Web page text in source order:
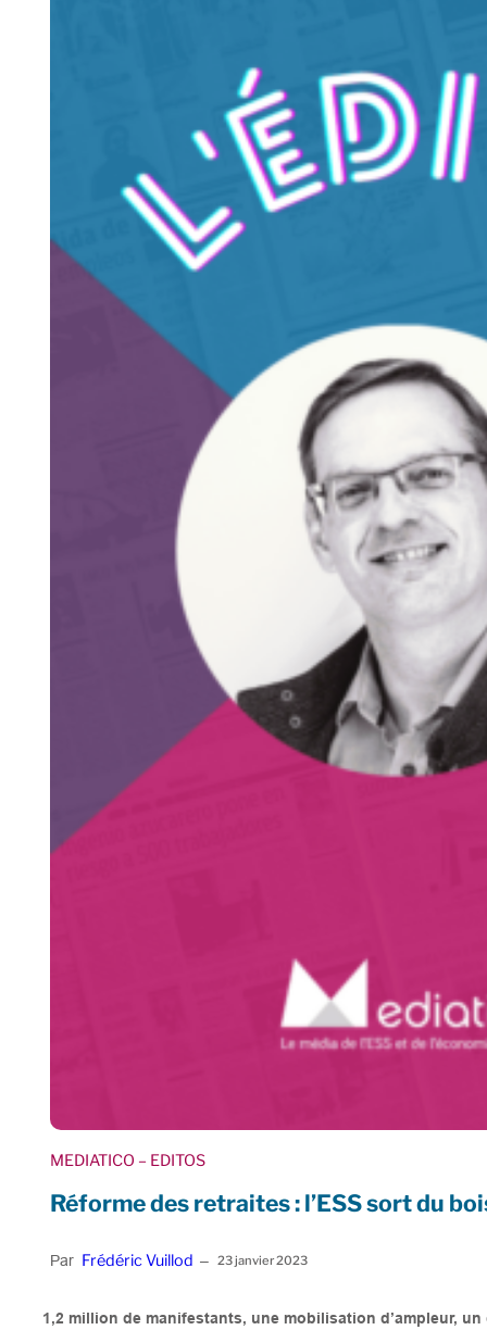
MEDIATICO – EDITOS
Réforme des retraites : l’ESS sort du
Par Frédéric Vuillod – 23 janvier 2023
1,2 million de manifestants, une mobilisation d’ampleur,